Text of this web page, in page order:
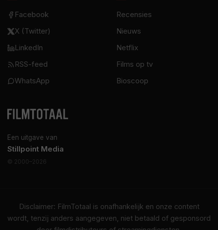
Een uitgave van
Stillpoint Media
© 2000–2026
Facebook
X (Twitter)
LinkedIn
RSS-feed
WhatsApp
Recensies
Nieuws
Netflix
Films op tv
Bioscoop
Disclaimer: FilmTotaal is onafhankelijk en onze content
wordt, tenzij anders aangegeven, niet betaald of gesponsord